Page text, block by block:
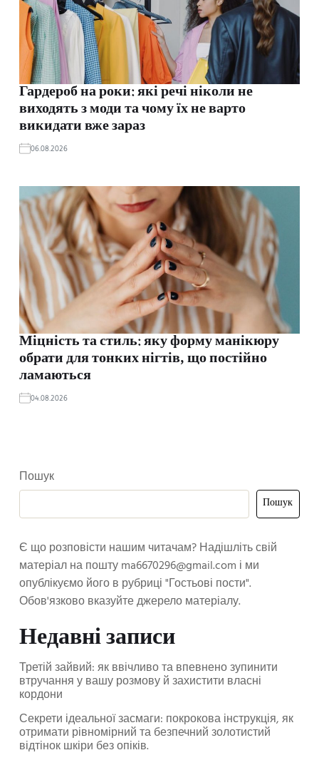
Гардероб на роки: які речі ніколи не
виходять з моди та чому їх не варто
викидати вже зараз
06.08.2026
Міцність та стиль: яку форму манікюру
обрати для тонких нігтів, що постійно
ламаються
04.08.2026
Пошук
Пошук
Є що розповісти нашим читачам? Надішліть свій
матеріал на поштуma6670296@gmail.com і ми
опублікуємо його в рубриці "Гостьові пости".
Обов'язково вказуйте джерело матеріалу.
Недавні записи
Третій зайвий: як ввічливо та впевнено зупинити
втручання у вашу розмову й захистити власні
кордони
Секрети ідеальної засмаги: покрокова інструкція, як
отримати рівномірний та безпечний золотистий
відтінок шкіри без опіків.